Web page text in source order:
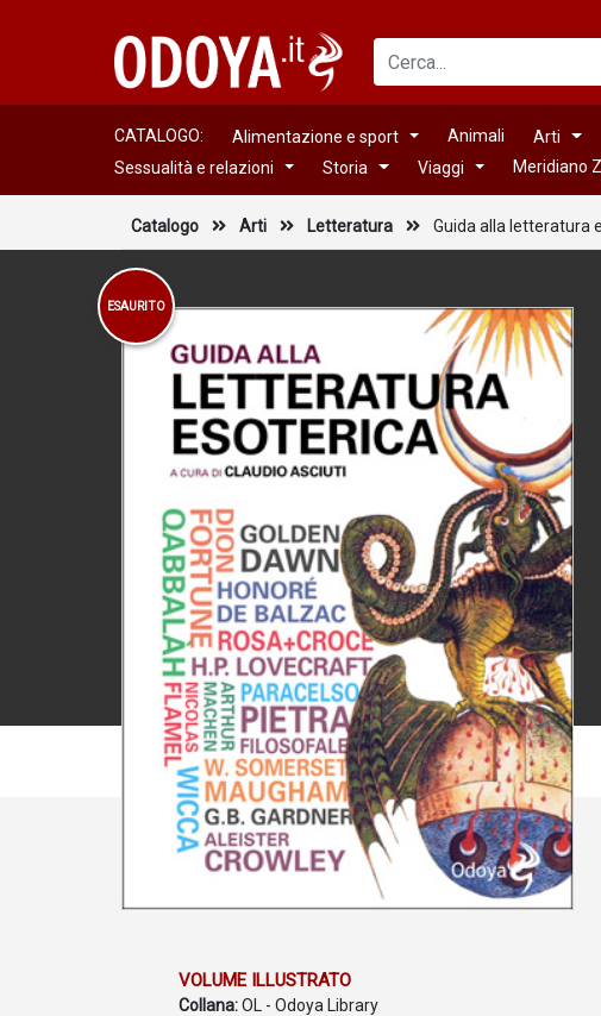
CATALOGO: Alimentazione e sport Animali Arti
Sessualità e relazioni
Storia Viaggi Meridiano
Catalogo Arti Letteratura Guida alla letteratura
ESAURITO
VOLUME ILLUSTRATO
Collana:OL - Odoya Library